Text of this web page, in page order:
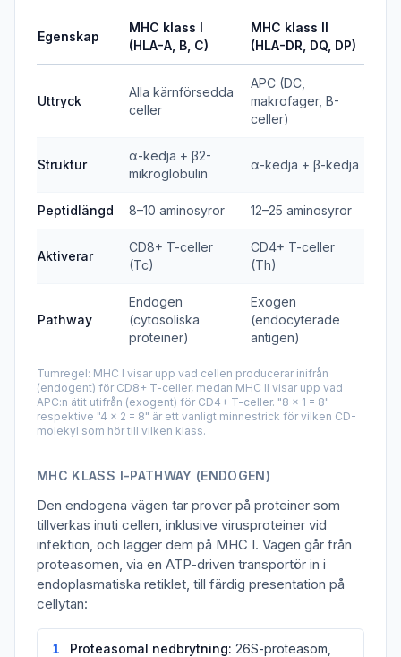
Egenskap
MHC klass I
(HLA-A, B, C)
MHC klass II
(HLA-DR, DQ, DP)
Uttryck
Alla kärnförsedda
celler
APC (DC,
makrofager, B-
celler)
Struktur
α-kedja + β2-
mikroglobulin
α-kedja + β-kedja
Peptidlängd 8–10 aminosyror 12–25 aminosyror
Aktiverar
CD8+ T-celler
(Tc)
CD4+ T-celler
(Th)
Pathway
Endogen
(cytosoliska
proteiner)
Exogen
(endocyterade
antigen)
Tumregel: MHC I visar upp vad cellen producerar inifrån
(endogent) för CD8+ T-celler, medan MHC II visar upp vad
APC:n ätit utifrån (exogent) för CD4+ T-celler. "8 × 1 = 8"
respektive "4 × 2 = 8" är ett vanligt minnestrick för vilken CD-
molekyl som hör till vilken klass.
MHC KLASS I-PATHWAY (ENDOGEN)
Den endogena vägen tar prover på proteiner som
tillverkas inuti cellen, inklusive virusproteiner vid
infektion, och lägger dem på MHC I. Vägen går från
proteasomen, via en ATP-driven transportör in i
endoplasmatiska retiklet, till färdig presentation på
cellytan:
1 Proteasomal nedbrytning: 26S-proteasom,